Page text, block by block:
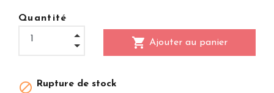
Quantité
shopping_cart Ajouter au panier
 Rupture de stock